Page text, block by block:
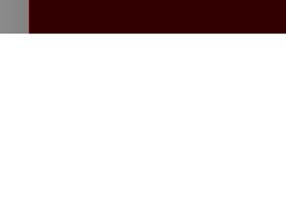
Isolation